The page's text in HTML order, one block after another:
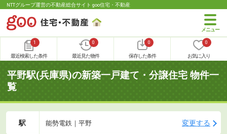
NTTグループ運営の不動産総合サイト goo住宅・不動産
1
最近検索した条件
0
最近見た物件
0
保存した条件
0
お気に入り
平野駅(兵庫県)の新築一戸建て・分譲住宅 物件一
覧
駅 能勢電鉄｜平野 変更する